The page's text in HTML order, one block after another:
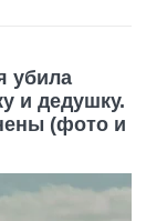
убила
и дедушку.
(фото и